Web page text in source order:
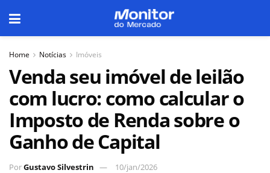
Home Notícias Imóveis
Venda seu imóvel de leilão
com lucro: como calcular o
Imposto de Renda sobre o
Ganho de Capital
PorGustavo Silvestrin 10/jan/2026